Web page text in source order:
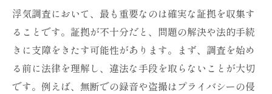
浮気調査において、最も重要なのは確実な証拠を収集す
ることです。証拠が不十分だと、問題の解決や法的手続
きに支障をきたす可能性があります。まず、調査を始め
る前に法律を理解し、違法な手段を取らないことが大切
です。例えば、無断での録音や盗撮はプライバシーの侵